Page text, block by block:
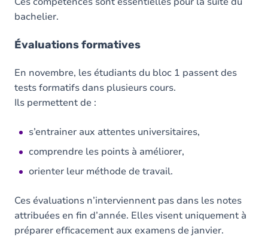
bachelier.
Évaluations formatives
En novembre, les étudiants du bloc 1 passent des
tests formatifs dans plusieurs cours.
Ils permettent de :
s’entrainer aux attentes universitaires,
comprendre les points à améliorer,
orienter leur méthode de travail.
Ces évaluations n’interviennent pas dans les notes
attribuées en fin d’année. Elles visent uniquement à
préparer efficacement aux examens de janvier.